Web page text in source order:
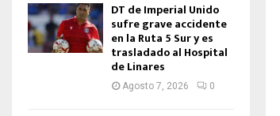
DT de Imperial Unido
sufre grave accidente
en la Ruta 5 Sur y es
trasladado al Hospital
de Linares
Agosto 7, 2026 0